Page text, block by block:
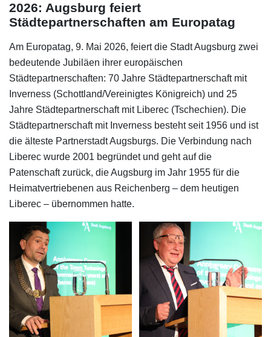
2026: Augsburg feiert
Städtepartnerschaften am Europatag
Am Europatag, 9. Mai 2026, feiert die Stadt Augsburg zwei
bedeutende Jubiläen ihrer europäischen
Städtepartnerschaften: 70 Jahre Städtepartnerschaft mit
Inverness (Schottland/Vereinigtes Königreich) und 25
Jahre Städtepartnerschaft mit Liberec (Tschechien). Die
Städtepartnerschaft mit Inverness besteht seit 1956 und ist
die älteste Partnerstadt Augsburgs. Die Verbindung nach
Liberec wurde 2001 begründet und geht auf die
Patenschaft zurück, die Augsburg im Jahr 1955 für die
Heimatvertriebenen aus Reichenberg – dem heutigen
Liberec – übernommen hatte.